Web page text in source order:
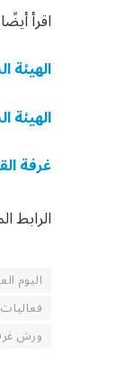
اقرأ
الهيئة
غرفة
الرابط
اليوم
ورش